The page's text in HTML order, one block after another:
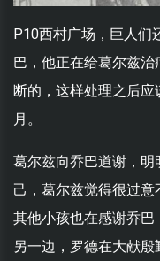
P10西村广场，巨人们
巴，他正在给葛尔兹
断的，这样处理之后
月。
葛尔兹向乔巴道谢，明
己，葛尔兹觉得很过意
其他小孩也在感谢乔巴
另一边，罗德在大献